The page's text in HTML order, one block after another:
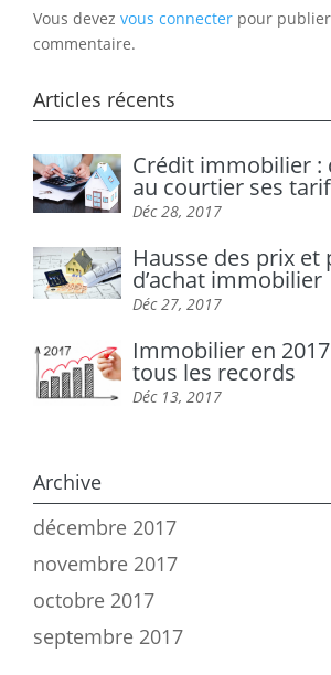
Vous devez vous connecter pour
commentaire.
Articles récents
Crédit immobilier :
au courtier ses
Déc 28, 2017
Hausse des prix et
d’achat immobilier
Déc 27, 2017
Immobilier en 2017
tous les records
Déc 13, 2017
Archive
décembre 2017
novembre 2017
octobre 2017
septembre 2017